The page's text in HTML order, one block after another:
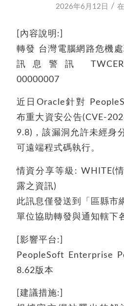
2026年6月12日 /
[內容說明:]
轉發 台灣電腦網路危機
訊息警訊
00000007
近日Oracle針對
布重大資安公告(CVE-
9.8)，該漏洞允許未經身
可遠端程式碼執行。
情資分享等級: WHITE(
露之資訊)
此訊息僅發送到「區縣市
單位協助轉發與通知轄下
[影響平台:]
PeopleSoft Enterprise
8.62版本
[建議措施:]